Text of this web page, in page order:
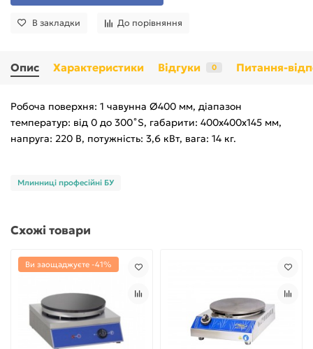
В закладки До порівняння
Опис Характеристики Відгуки 0 Питання-
Робоча поверхня: 1 чавунна Ø400 мм, діапазон
температур: від 0 до 300˚S, габарити: 400х400х145 мм,
напруга: 220 В, потужність: 3,6 кВт, вага: 14 кг.
Млинниці професійні БУ
Схожі товари
Ви заощаджуєте -41%